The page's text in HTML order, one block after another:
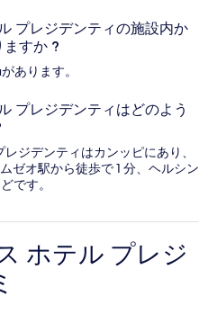
プレジデンティの施設内か
すか ?
あります。
プレジデンティはどのよう
ジデンティはカンッピにあり、
ゼオ駅から徒歩で 1 分、ヘルシン
です。
ホテル プレジ